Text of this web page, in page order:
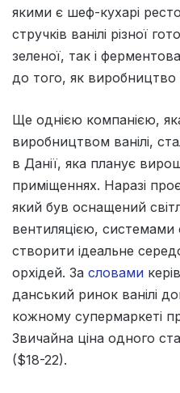
якими є шеф-кухарі
стручків ванілі різної
зеленої, так і
до того, як виробництво
Ще однією компанією,
виробництвом ванілі,
в Данії, яка планує
приміщеннях. Наразі
який був оснащений
вентиляцією, системами
створити ідеальне
орхідей. За словами
данський ринок ванілі
кожному супермаркеті
Звичайна ціна одного
($18-22).